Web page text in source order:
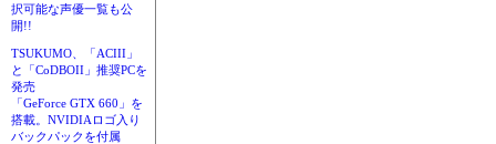
択可能な声優一覧も公
開!!
TSUKUMO、「ACIII」
と「CoDBOII」推奨PCを
発売
「GeForce GTX 660」を
搭載。NVIDIAロゴ入り
バックパックを付属